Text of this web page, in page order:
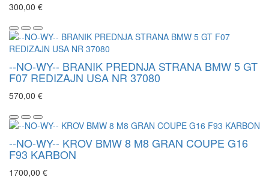
300,00 €
--NO-WY-- BRANIK PREDNJA STRANA BMW 5 GT
F07 REDIZAJN USA NR 37080
570,00 €
--NO-WY-- KROV BMW 8 M8 GRAN COUPE G16
F93 KARBON
1700,00 €